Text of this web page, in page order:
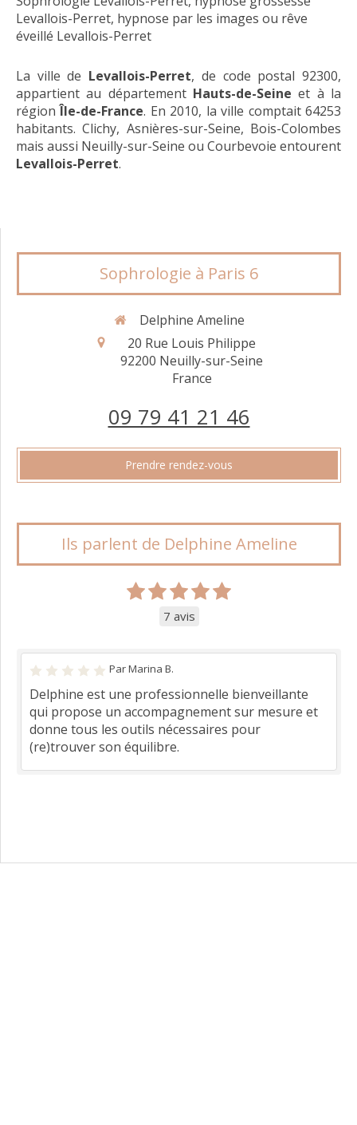
Levallois-Perret, hypnose par les images ou rêve
éveillé Levallois-Perret
La ville de Levallois-Perret, de code postal 92300,
appartient au département Hauts-de-Seine et à la
régionÎle-de-France. En 2010, la ville comptait 64253
habitants. Clichy, Asnières-sur-Seine, Bois-Colombes
mais aussi Neuilly-sur-Seine ou Courbevoie entourent
Levallois-Perret.
Sophrologie à Paris 6
Delphine Ameline
20 Rue Louis Philippe
92200 Neuilly-sur-Seine
France
09 79 41 21 46
Prendre rendez-vous
Ils parlent de Delphine Ameline
7 avis
Par Marina B.
Delphine est une professionnelle bienveillante
qui propose un accompagnement sur mesure et
donne tous les outils nécessaires pour
(re)trouver son équilibre.